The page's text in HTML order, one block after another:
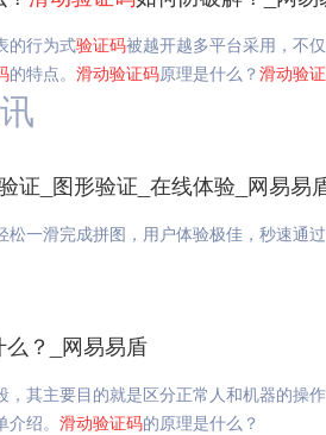
的行为式验证码被越开越多平台采用，不
的特点。 滑动验证码原理是什么？ 滑动验
验证_图形验证_在线体验_网易易
松一滑完成拼图，用户体验极佳，秒速通
么？_网易易盾
，其主要目的就是区分正常人和机器的操
绍。 滑动验证码的原理是什么？